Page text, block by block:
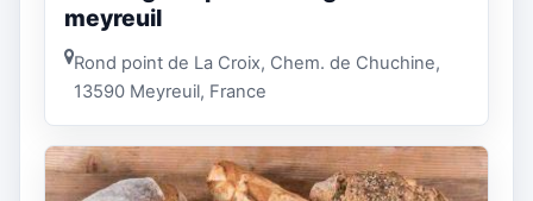
meyreuil
Rond point de La Croix, Chem. de Chuchine,
13590 Meyreuil, France